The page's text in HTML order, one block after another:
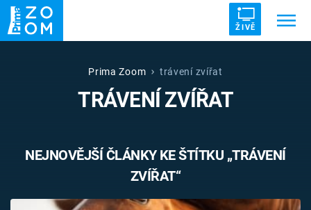
ŽIVĚ
ZRÁDCI UFO DRUHÁ SVĚTOVÁ VÁLKA
VETŘELCI DÁVNOVĚKU
Prima Zoom trávení zvířat
TRÁVENÍ ZVÍŘAT
NEJNOVĚJŠÍ ČLÁNKY KE ŠTÍTKU „TRÁVENÍ
ZVÍŘAT“